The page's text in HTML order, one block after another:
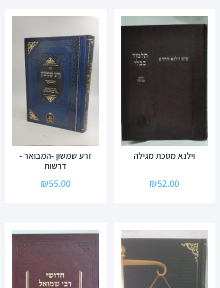
וילנא מסכת מגילה
₪52.00
זרע שמשון -המבואר -
דרשות
₪55.00